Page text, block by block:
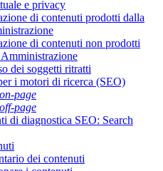
e privacy
di contenuti prodotti dalla
di contenuti non prodotti
dei soggetti ritratti
i motori di ricerca (SEO)
on-page
off-page
di diagnostica SEO: Search
dei contenuti